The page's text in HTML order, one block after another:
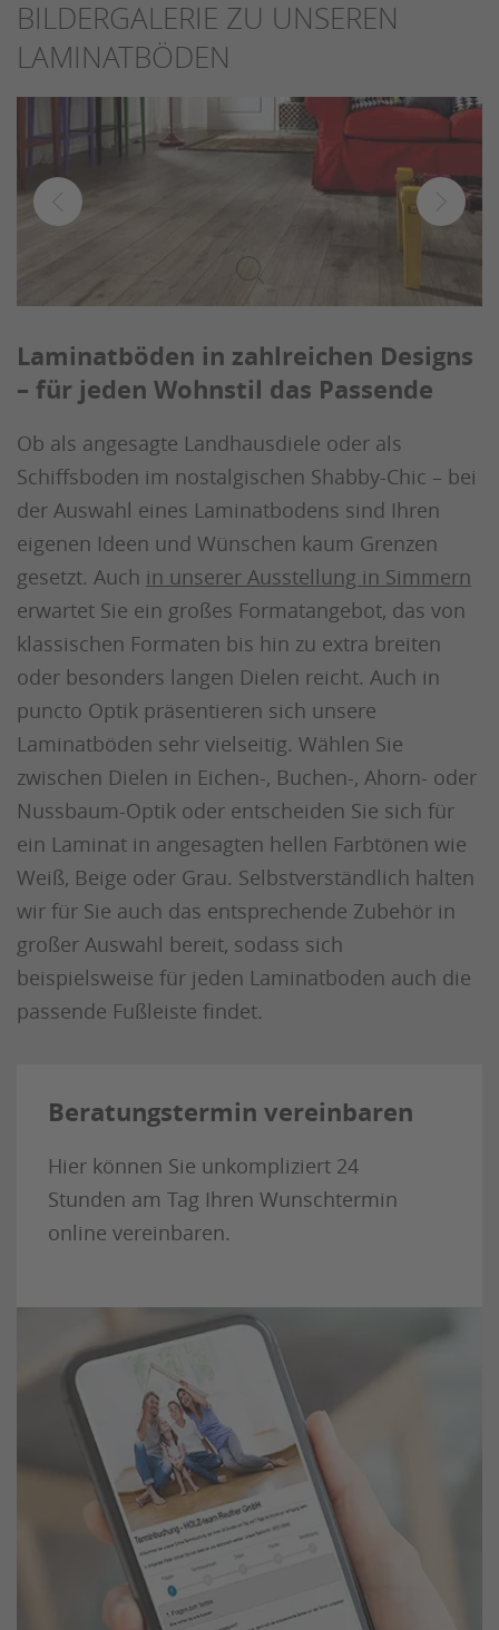
BILDERGALERIE ZU UNSEREN
LAMINATBÖDEN
Laminatböden in zahlreichen Designs
– für jeden Wohnstil das Passende
Ob als angesagte Landhausdiele oder als
Schiffsboden im nostalgischen Shabby-Chic – bei
der Auswahl eines Laminatbodens sind Ihren
eigenen Ideen und Wünschen kaum Grenzen
gesetzt. Auch in unserer Ausstellung in Simmern
erwartet Sie ein großes Formatangebot, das von
klassischen Formaten bis hin zu extra breiten
oder besonders langen Dielen reicht. Auch in
puncto Optik präsentieren sich unsere
Laminatböden sehr vielseitig. Wählen Sie
zwischen Dielen in Eichen-, Buchen-, Ahorn- oder
Nussbaum-Optik oder entscheiden Sie sich für
ein Laminat in angesagten hellen Farbtönen wie
Weiß, Beige oder Grau. Selbstverständlich halten
wir für Sie auch das entsprechende Zubehör in
großer Auswahl bereit, sodass sich
beispielsweise für jeden Laminatboden auch die
passende Fußleiste findet.
Beratungstermin vereinbaren
Hier können Sie unkompliziert 24
Stunden am Tag Ihren Wunschtermin
online vereinbaren.